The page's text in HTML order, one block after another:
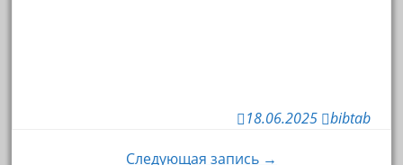
18.06.2025 bibtab
Следующая запись →